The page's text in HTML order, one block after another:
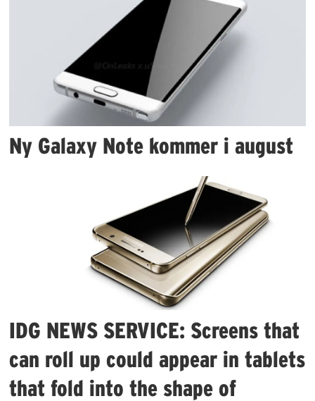
Ny Galaxy Note kommer i august
IDG NEWS SERVICE: Screens that
can roll up could appear in tablets
that fold into the shape of